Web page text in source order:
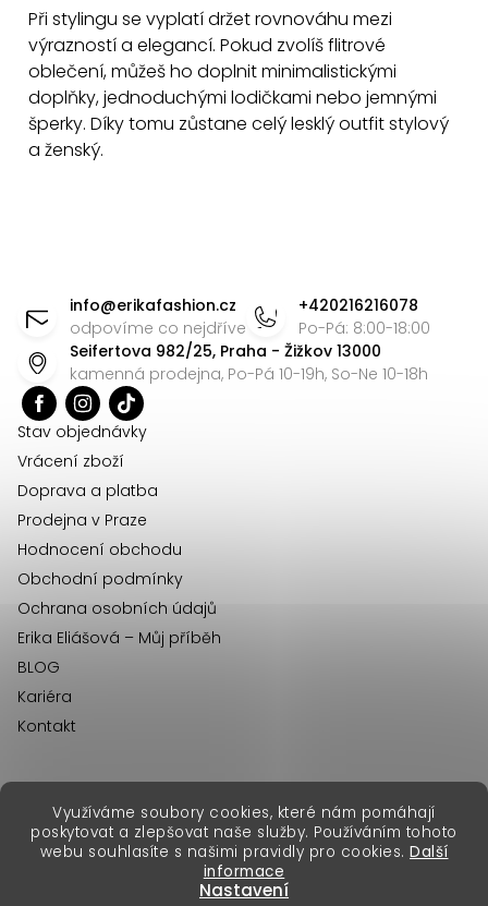
Využíváme soubory cookies, které nám pomáhají
poskytovat a zlepšovat naše služby. Používáním tohoto
webu souhlasíte s našimi pravidly pro cookies. Další
informace
Nastavení
ý
p
i
s
u
Při stylingu se vyplatí držet rovnováhu mezi
výrazností a elegancí. Pokud zvolíš flitrové
oblečení, můžeš ho doplnit minimalistickými
doplňky, jednoduchými lodičkami nebo jemnými
šperky. Díky tomu zůstane celý lesklý outfit stylový
a ženský.
info@erikafashion.cz
odpovíme co nejdříve
+420216216078
Po-Pá: 8:00-18:00
Seifertova 982/25, Praha - Žižkov 13000
kamenná prodejna, Po-Pá 10-19h, So-Ne 10-18h
Stav objednávky
Vrácení zboží
Doprava a platba
Prodejna v Praze
Hodnocení obchodu
Obchodní podmínky
Ochrana osobních údajů
Erika Eliášová – Můj příběh
BLOG
Kariéra
Kontakt
Vytvořil Shoptet Premium
Copyright 2026Erika Fashion. Všechna práva vyhrazena.
erikafashion.sk